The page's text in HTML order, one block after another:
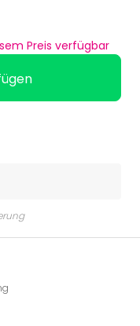
Preis verfügbar